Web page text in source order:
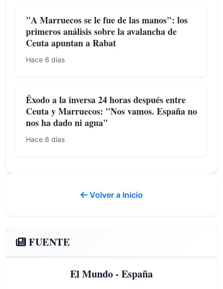
"A Marruecos se le fue de las manos": los
primeros análisis sobre la avalancha de
Ceuta apuntan a Rabat
Hace 6 días
Éxodo a la inversa 24 horas después entre
Ceuta y Marruecos: "Nos vamos. España no
nos ha dado ni agua"
Hace 6 días
Volver a Inicio
FUENTE
El Mundo - España